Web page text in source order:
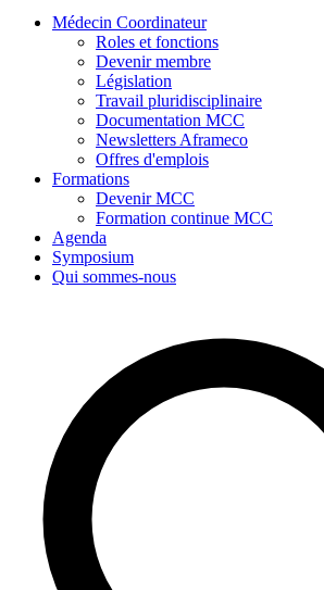
Médecin Coordinateur
Roles et fonctions
Devenir membre
Législation
Travail pluridisciplinaire
Documentation MCC
Newsletters Aframeco
Offres d'emplois
Formations
Devenir MCC
Formation continue MCC
Agenda
Symposium
Qui sommes-nous